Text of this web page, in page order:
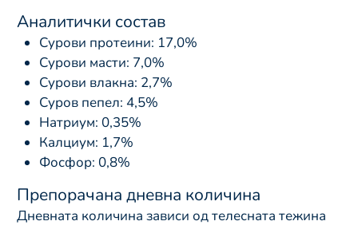
Аналитички состав
Сурови протеини: 17,0%
Сурови масти: 7,0%
Сурови влакна: 2,7%
Суров пепел: 4,5%
Натриум: 0,35%
Калциум: 1,7%
Фосфор: 0,8%
Препорачана дневна количина
Дневната количина зависи од телесната тежина